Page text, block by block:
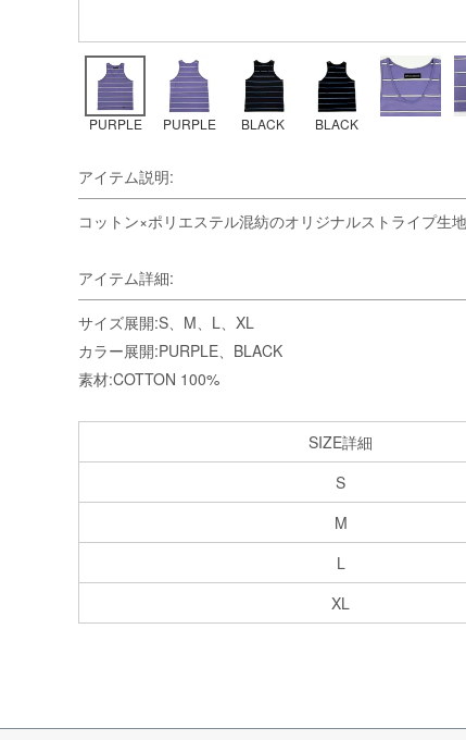
PURPLE PURPLE BLACK BLACK
アイテム説明:
コットン×ポリエステル混紡のオリジナルストライプ生
アイテム詳細:
サイズ展開:S、M、L、XL
カラー展開:PURPLE、BLACK
素材:COTTON 100%
SIZE詳細
S
M
L
XL